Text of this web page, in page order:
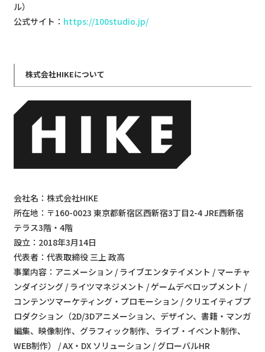
ル）
公式サイト： https://100studio.jp/
株式会社HIKEについて
会社名：株式会社HIKE
所在地：〒160-0023 東京都新宿区西新宿3丁目2-4 JRE西新宿
テラス3階・4階
設立：2018年3月14日
代表者：代表取締役 三上 政高
事業内容：アニメーション / ライブエンタテイメント / マーチャ
ンダイジング / ライツマネジメント / ゲームデベロップメント /
コンテンツマーケティング・プロモーション / クリエイティブプ
ロダクション（2D/3Dアニメーション、デザイン、書籍・マンガ
編集、映像制作、グラフィック制作、ライブ・イベント制作、
WEB制作） / AX・DX ソリューション / グローバルHR